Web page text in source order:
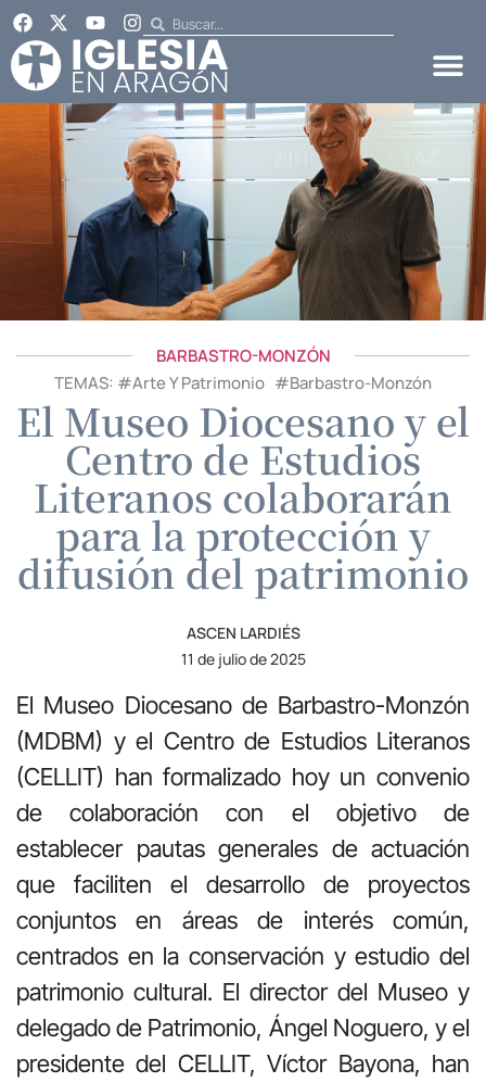
BARBASTRO-MONZÓN
TEMAS: #Arte Y Patrimonio #Barbastro-Monzón
El Museo Diocesano y el
Centro de Estudios
Literanos colaborarán
para la protección y
difusión del patrimonio
ASCEN LARDIÉS
11 de julio de 2025
El Museo Diocesano de Barbastro-Monzón
(MDBM) y el Centro de Estudios Literanos
(CELLIT) han formalizado hoy un convenio
de colaboración con el objetivo de
establecer pautas generales de actuación
que faciliten el desarrollo de proyectos
conjuntos en áreas de interés común,
centrados en la conservación y estudio del
patrimonio cultural. El director del Museo y
delegado de Patrimonio, Ángel Noguero, y el
presidente del CELLIT, Víctor Bayona, han